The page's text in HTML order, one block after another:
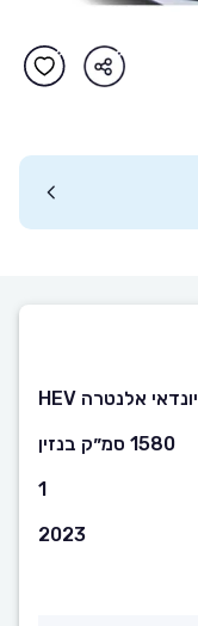
יונדאי אלנטרה HEV
1580 סמ״ק בנזין
1
2023